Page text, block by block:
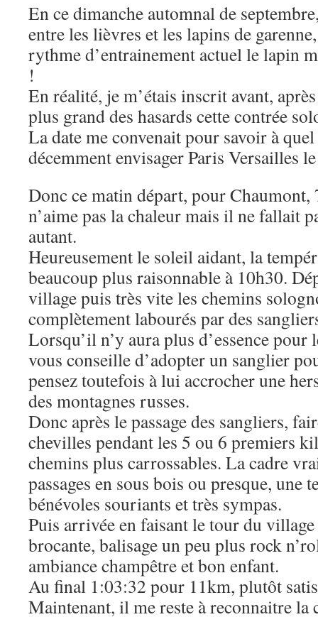
En ce dimanche automnal de
entre les lièvres et les lapins de
rythme d’entrainement actuel le lapin
!
En réalité, je m’étais inscrit avant,
plus grand des hasards cette contrée
La date me convenait pour savoir à
décemment envisager Paris Versailles
Donc ce matin départ, pour Chaumont,
n’aime pas la chaleur mais il ne fallait
autant.
Heureusement le soleil aidant, la
beaucoup plus raisonnable à 10h30.
village puis très vite les chemins
complètement labourés par des
Lorsqu’il n’y aura plus d’essence
vous conseille d’adopter un sanglier
pensez toutefois à lui accrocher une
des montagnes russes.
Donc après le passage des sangliers,
chevilles pendant les 5 ou 6 premiers
chemins plus carrossables. La cadre
passages en sous bois ou presque, une
bénévoles souriants et très sympas.
Puis arrivée en faisant le tour du
brocante, balisage un peu plus rock
ambiance champêtre et bon enfant.
Au final 1:03:32 pour 11km, plutôt
Maintenant, il me reste à reconnaitre la